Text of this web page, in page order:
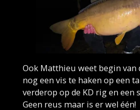
Ook Matthieu weet begin van
nog een vis te haken op een
verderop op de KD rig en een
Geen reus maar is er wel één!